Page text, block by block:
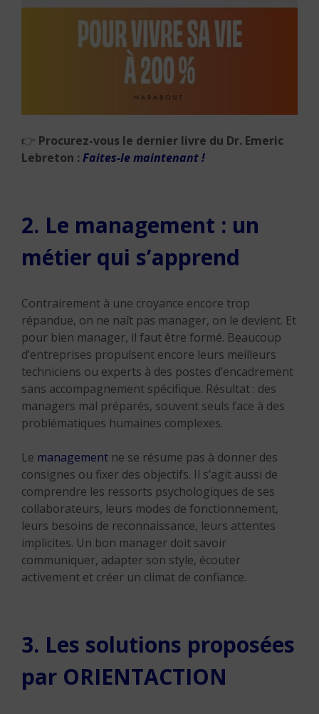
👉 Procurez-vous le dernier livre du Dr. Emeric
Lebreton : Faites-le maintenant !
2. Le management : un
métier qui s’apprend
Contrairement à une croyance encore trop
répandue, on ne naît pas manager, on le devient. Et
pour bien manager, il faut être formé. Beaucoup
d’entreprises propulsent encore leurs meilleurs
techniciens ou experts à des postes d’encadrement
sans accompagnement spécifique. Résultat : des
managers mal préparés, souvent seuls face à des
problématiques humaines complexes.
Le management ne se résume pas à donner des
consignes ou fixer des objectifs. Il s’agit aussi de
comprendre les ressorts psychologiques de ses
collaborateurs, leurs modes de fonctionnement,
leurs besoins de reconnaissance, leurs attentes
implicites. Un bon manager doit savoir
communiquer, adapter son style, écouter
activement et créer un climat de confiance.
3. Les solutions proposées
par ORIENTACTION